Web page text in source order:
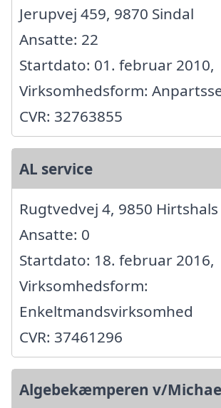
Jerupvej 459, 9870 Sindal
Ansatte: 22
Startdato: 01. februar 2010,
Virksomhedsform:
CVR: 32763855
AL service
Rugtvedvej 4, 9850 Hirtshals
Ansatte: 0
Startdato: 18. februar 2016,
Virksomhedsform:
Enkeltmandsvirksomhed
CVR: 37461296
Algebekæmperen v/